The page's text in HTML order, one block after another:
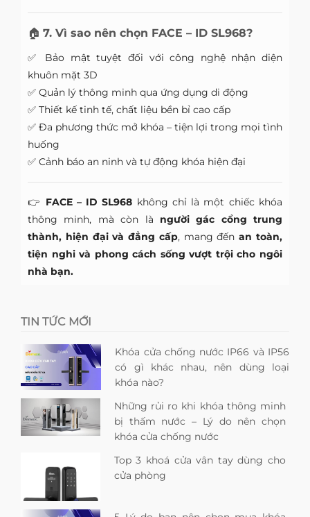
🏠 7. Vì sao nên chọn FACE – ID SL968?
✅ Bảo mật tuyệt đối với công nghệ nhận diện
khuôn mặt 3D
✅ Quản lý thông minh qua ứng dụng di động
✅ Thiết kế tinh tế, chất liệu bền bỉ cao cấp
✅ Đa phương thức mở khóa – tiện lợi trong mọi tình
huống
✅ Cảnh báo an ninh và tự động khóa hiện đại
👉 FACE – ID SL968 không chỉ là một chiếc khóa
thông minh, mà còn là người gác cổng trung
thành, hiện đại và đẳng cấp, mang đếnan toàn,
tiện nghi và phong cách sống vượt trội cho ngôi
nhà bạn.
TIN TỨC MỚI
Khóa cửa chống nước IP66 và IP56
có gì khác nhau, nên dùng loại
khóa nào?
Những rủi ro khi khóa thông minh
bị thấm nước – Lý do nên chọn
khóa cửa chống nước
Top 3 khoá cửa vân tay dùng cho
cửa phòng